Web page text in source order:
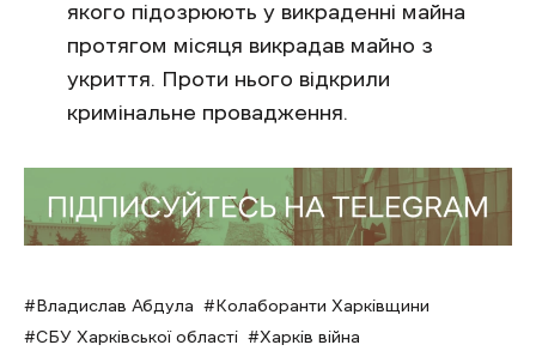
якого підозрюють у викраденні майна
протягом місяця викрадав майно з
укриття. Проти нього відкрили
кримінальне провадження.
Владислав Абдула
Колаборанти Харківщини
СБУ Харківської області
Харків війна